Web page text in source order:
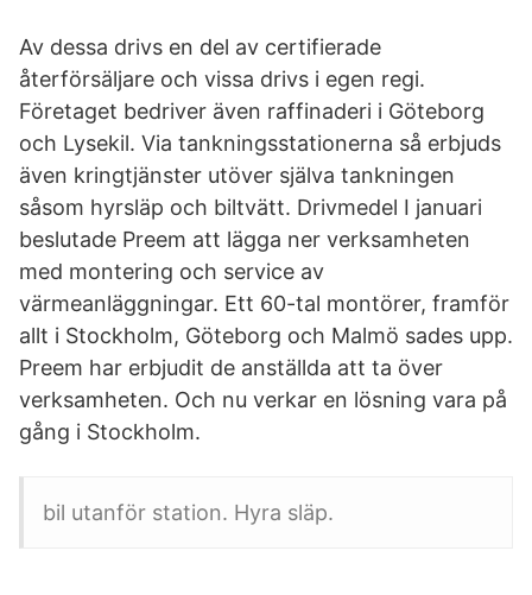
Av dessa drivs en del av certifierade
återförsäljare och vissa drivs i egen regi.
Företaget bedriver även raffinaderi i Göteborg
och Lysekil. Via tankningsstationerna så erbjuds
även kringtjänster utöver själva tankningen
såsom hyrsläp och biltvätt. Drivmedel I januari
beslutade Preem att lägga ner verksamheten
med montering och service av
värmeanläggningar. Ett 60-tal montörer, framför
allt i Stockholm, Göteborg och Malmö sades upp.
Preem har erbjudit de anställda att ta över
verksamheten. Och nu verkar en lösning vara på
gång i Stockholm.
bil utanför station. Hyra släp.